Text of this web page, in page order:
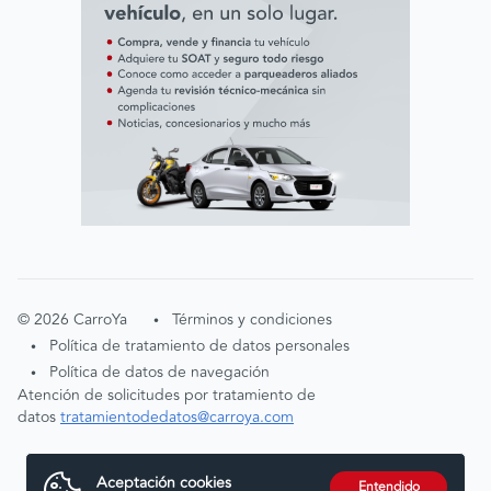
©2026 CarroYa • Términos y condiciones
• Política de tratamiento de datos personales
•
Política de datos de navegación
Atención de solicitudes por tratamiento de
datostratamientodedatos@carroya.com
Aceptación cookies